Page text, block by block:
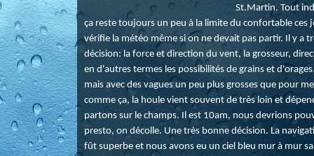
St.Martin. Tout
ça reste toujours un peu à la limite du confortable
vérifie la météo même si on ne devait pas partir. Il y a
décision: la force et direction du vent, la grosseur,
en d'autres termes les possibilités de grains et
mais avec des vagues un peu plus grosses que pour
comme ça, la houle vient souvent de très loin et
partons sur le champs. Il est 10am, nous devrions
presto, on décolle. Une très bonne décision. La
fût superbe et nous avons eu un ciel bleu mur à mur